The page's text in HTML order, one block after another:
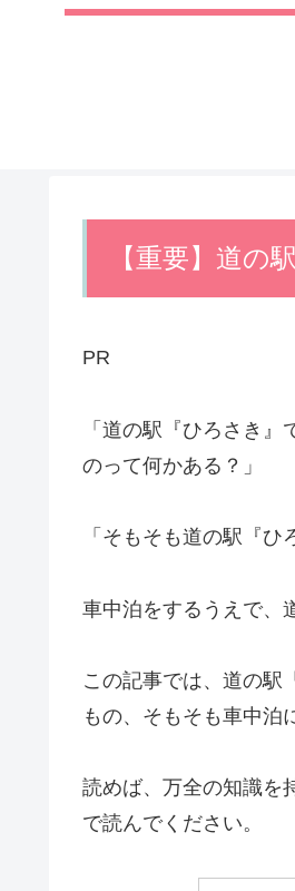
【重要】道の
PR
「道の駅『ひろさき
のって何かある？」
「そもそも道の駅『
車中泊をするうえで、
この記事では、道の駅
もの、そもそも車中泊
読めば、万全の知識を
で読んでください。